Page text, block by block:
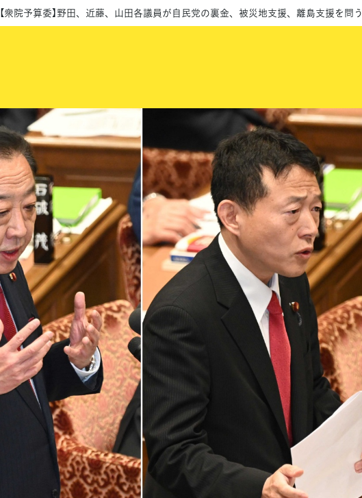
【衆院予算委】野田、近藤、山田各議員が自民党の裏金、被災地支援、離島支援を問う